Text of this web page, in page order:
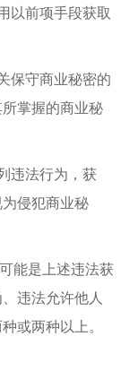
前项手段获取
守商业秘密的
掌握的商业秘
违法行为，获
侵犯商业秘
能是上述违法获
违法允许他人
或两种以上。